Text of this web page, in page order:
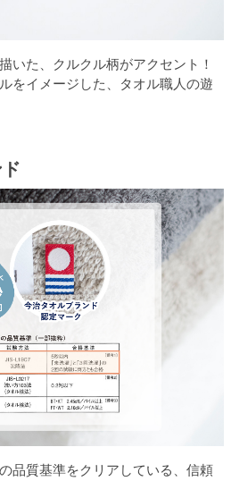
いた、クルクル柄がアクセント！
をイメージした、タオル職人の遊
品質基準をクリアしている、信頼